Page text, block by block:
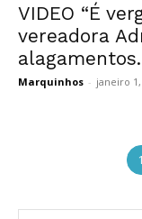
VIDEO “É
vereadora
Marquinhos - janeiro 1,
1